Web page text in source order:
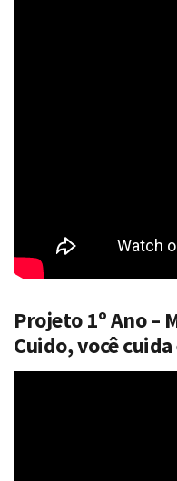
Projeto 1º Ano –
Cuido, você